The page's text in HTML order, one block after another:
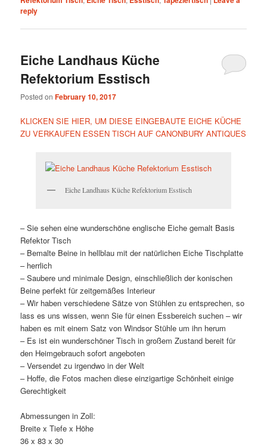
reply
Eiche Landhaus Küche
Refektorium Esstisch
Posted onFebruary 10, 2017
KLICKEN SIE HIER, UM DIESE EINGEBAUTE EICHE KÜCHE
ZU VERKAUFEN ESSEN TISCH AUF CANONBURY ANTIQUES
Eiche Landhaus Küche Refektorium Esstisch
– Sie sehen eine wunderschöne englische Eiche gemalt Basis
Refektor Tisch
– Bemalte Beine in hellblau mit der natürlichen Eiche Tischplatte
– herrlich
– Saubere und minimale Design, einschließlich der konischen
Beine perfekt für zeitgemäßes Interieur
– Wir haben verschiedene Sätze von Stühlen zu entsprechen, so
lass es uns wissen, wenn Sie für einen Essbereich suchen – wir
haben es mit einem Satz von Windsor Stühle um ihn herum
– Es ist ein wunderschöner Tisch in großem Zustand bereit für
den Heimgebrauch sofort angeboten
– Versendet zu irgendwo in der Welt
– Hoffe, die Fotos machen diese einzigartige Schönheit einige
Gerechtigkeit
Abmessungen in Zoll:
Breite x Tiefe x Höhe
36 x 83 x 30